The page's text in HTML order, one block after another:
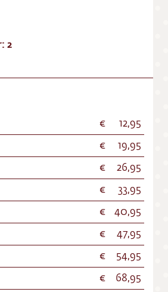
2
12,95
19,95
26,95
33,95
40,95
47,95
54,95
68,95